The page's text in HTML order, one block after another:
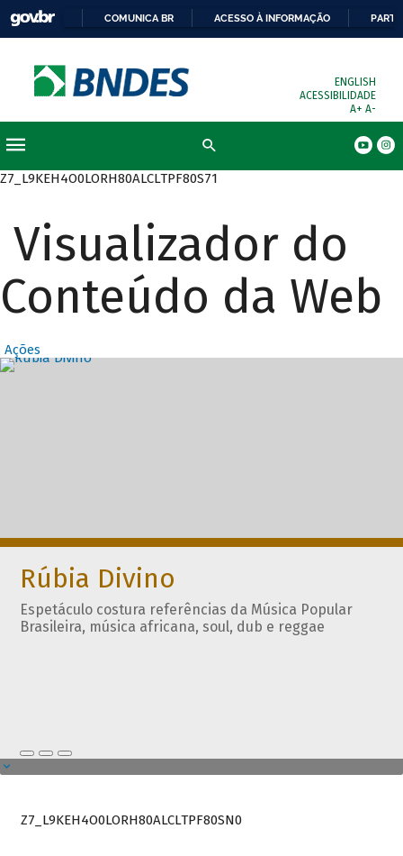
COMUNICA BR ACESSO À INFORMAÇÃO
ENGLISH
ACESSIBILIDADE
A+ A-
Z7_L9KEH4O0LORH80ALCLTPF80S71
Visualizador do
Conteúdo da Web
Ações
Destaques
Rúbia Divino
Espetáculo costura referências da Música Popular
Brasileira, música africana, soul, dub e reggae
Z7_L9KEH4O0LORH80ALCLTPF80SN0